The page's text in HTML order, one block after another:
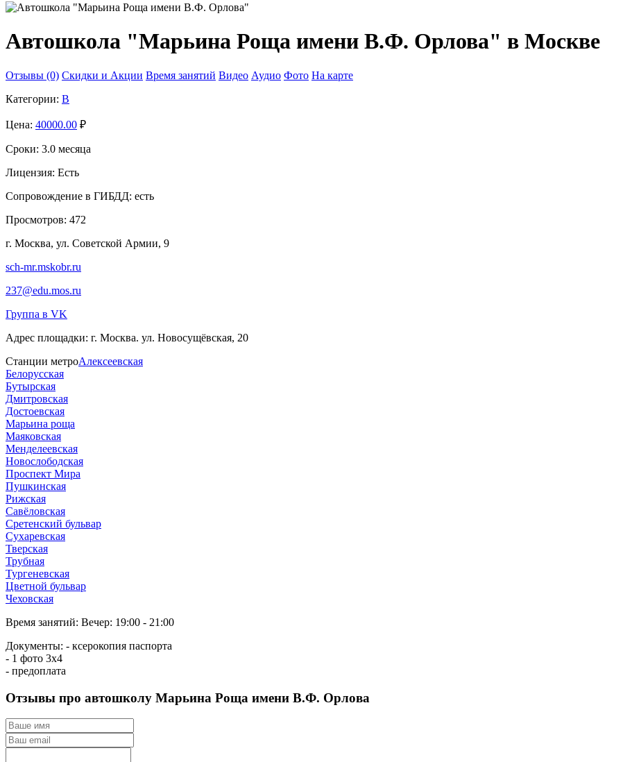
Автошкола "Марьина Роща имени В.Ф. Орлова" в Москве
Отзывы (0) Скидки и Акции Время занятий Видео Аудио Фото На карте
Категории: B
Цена: 40000.00 ₽
Сроки: 3.0 месяца
Лицензия: Есть
Сопровождение в ГИБДД: есть
Просмотров: 472
г. Москва, ул. Советской Армии, 9
sch-mr.mskobr.ru
237@edu.mos.ru
Группа в VK
Адрес площадки: г. Москва. ул. Новосущёвская, 20
Станции метроАлексеевская
Белорусская
Бутырская
Дмитровская
Достоевская
Марьина роща
Маяковская
Менделеевская
Новослободская
Проспект Мира
Пушкинская
Рижская
Савёловская
Сретенский бульвар
Сухаревская
Тверская
Трубная
Тургеневская
Цветной бульвар
Чеховская
Время занятий: Вечер: 19:00 - 21:00
Документы: - ксерокопия паспорта
- 1 фото 3х4
- предоплата
Отзывы про автошколу Марьина Роща имени В.Ф. Орлова